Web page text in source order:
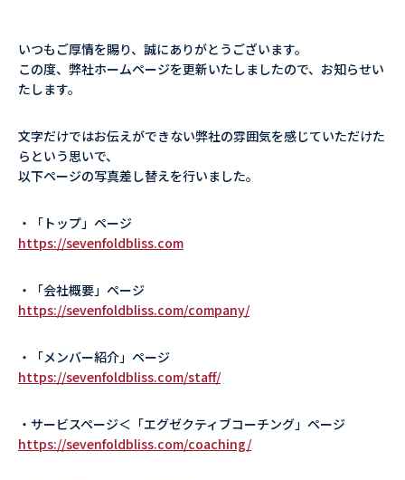
いつもご厚情を賜り、誠にありがとうございます。
この度、弊社ホームページを更新いたしましたので、お知らせい
たします。
文字だけではお伝えができない弊社の雰囲気を感じていただけた
らという思いで、
以下ページの写真差し替えを行いました。
・「トップ」ページ
https://sevenfoldbliss.com
・「会社概要」ページ
https://sevenfoldbliss.com/company/
・「メンバー紹介」ページ
https://sevenfoldbliss.com/staff/
・サービスページ＜「エグゼクティブコーチング」ページ
https://sevenfoldbliss.com/coaching/